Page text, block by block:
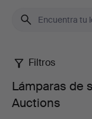
Lámparas
de
Filtros
Lámparas de
Auctions